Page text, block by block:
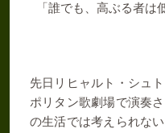
「誰でも、高ぶる者
先日リヒャルト・シュ
ポリタン歌劇場で演奏
の生活では考えられな